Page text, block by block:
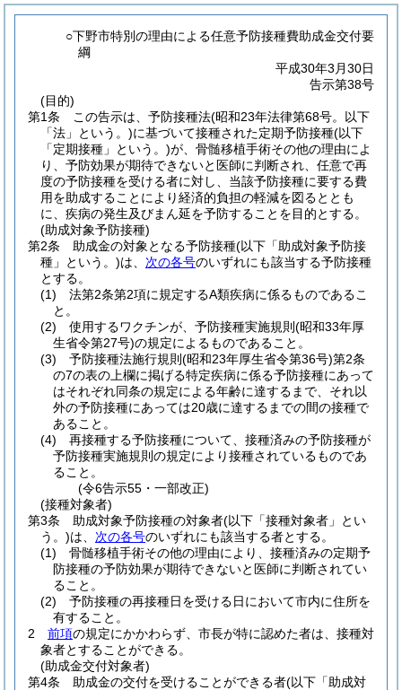
○下野市特別の理由による任意予防接種費助成金交付要
綱
平成30年3月30日
告示第38号
(目的)
第1条
この告示は、予防接種法(昭和23年法律第68号。以下
「法」という。)に基づいて接種された定期予防接種(以下
「定期接種」という。)が、骨髄移植手術その他の理由によ
り、予防効果が期待できないと医師に判断され、任意で再
度の予防接種を受ける者に対し、当該予防接種に要する費
用を助成することにより経済的負担の軽減を図るととも
に、疾病の発生及びまん延を予防することを目的とする。
(助成対象予防接種)
第2条
助成金の対象となる予防接種(以下「助成対象予防接
種」という。)は、 次の各号のいずれにも該当する予防接種
とする。
(1)
法第2条第2項に規定するA類疾病に係るものであるこ
と。
(2)
使用するワクチンが、予防接種実施規則 (昭和33年厚
生省令第27号)の規定によるものであること。
(3)
予防接種法施行規則 (昭和23年厚生省令第36号)第2条
の7の表の上欄に掲げる特定疾病に係る予防接種にあって
はそれぞれ同条の規定による年齢に達するまで、それ以
外の予防接種にあっては20歳に達するまでの間の接種で
あること。
(4)
再接種する予防接種について、接種済みの予防接種が
予防接種実施規則の規定により接種されているものであ
ること。
(令6告示55・一部改正)
(接種対象者)
第3条
助成対象予防接種の対象者(以下「接種対象者」とい
う。)は、 次の各号のいずれにも該当する者とする。
(1)
骨髄移植手術その他の理由により、接種済みの定期予
防接種の予防効果が期待できないと医師に判断されてい
ること。
(2)
予防接種の再接種日を受ける日において市内に住所を
有すること。
2
前項の規定にかかわらず、市長が特に認めた者は、接種対
象者とすることができる。
(助成金交付対象者)
第4条
助成金の交付を受けることができる者(以下「助成対